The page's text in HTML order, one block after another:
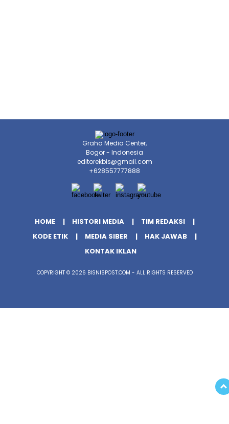
Graha Media Center,
Bogor - Indonesia
editorekbis@gmail.com
+628557777888
HOME HISTORI MEDIA
TIM REDAKSI
KODE ETIK
MEDIA SIBER
HAK JAWAB
KONTAK IKLAN
COPYRIGHT © 2026 BISNISPOST.COM - ALL RIGHTS RESERVED